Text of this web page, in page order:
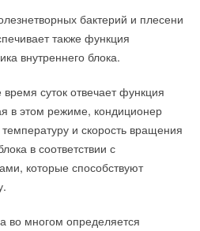
бактерий и плесени
также функция
внутреннего блока.
суток отвечает функция
в этом режиме, кондиционер
и скорость вращения
в соответствии с
которые способствуют
во многом определяется
шаровой кран?
арматуры
по типу присоединения
2014
план мероприятий по
в ключевых отраслях
Уведомления отключены